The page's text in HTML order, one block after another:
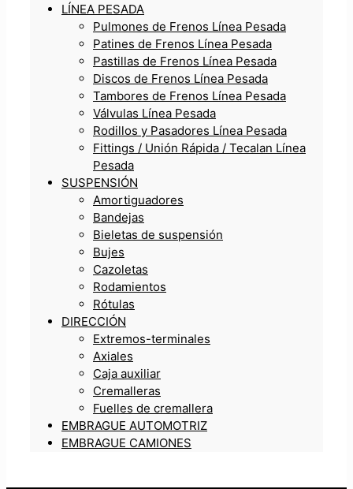
LÍNEA PESADA
Pulmones de Frenos Línea Pesada
Patines de Frenos Línea Pesada
Pastillas de Frenos Línea Pesada
Discos de Frenos Línea Pesada
Tambores de Frenos Línea Pesada
Válvulas Línea Pesada
Rodillos y Pasadores Línea Pesada
Fittings / Unión Rápida / Tecalan Línea
Pesada
SUSPENSIÓN
Amortiguadores
Bandejas
Bieletas de suspensión
Bujes
Cazoletas
Rodamientos
Rótulas
DIRECCIÓN
Extremos-terminales
Axiales
Caja auxiliar
Cremalleras
Fuelles de cremallera
EMBRAGUE AUTOMOTRIZ
EMBRAGUE CAMIONES